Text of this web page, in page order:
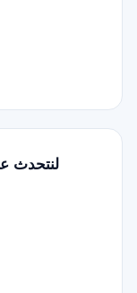
لنتحدث